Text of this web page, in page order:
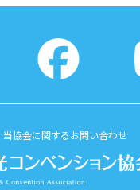
当協会に関するお問い合わせ